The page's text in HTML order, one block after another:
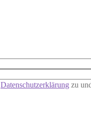
Datenschutzerklärung zu